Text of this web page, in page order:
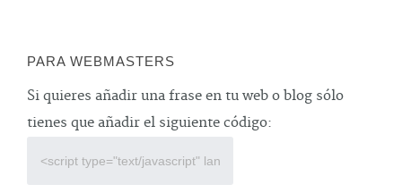
PARA WEBMASTERS
Si quieres añadir una frase en tu web o blog sólo
tienes que añadir el siguiente código: